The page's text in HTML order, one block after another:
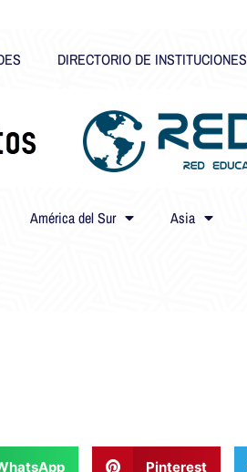
DIRECTORIO DE INSTITUCIONES
América del Sur Asia
Pinterest